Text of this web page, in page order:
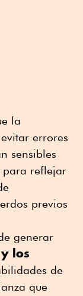
la
errores
sensibles
para reflejar
previos
generar
los
de
que